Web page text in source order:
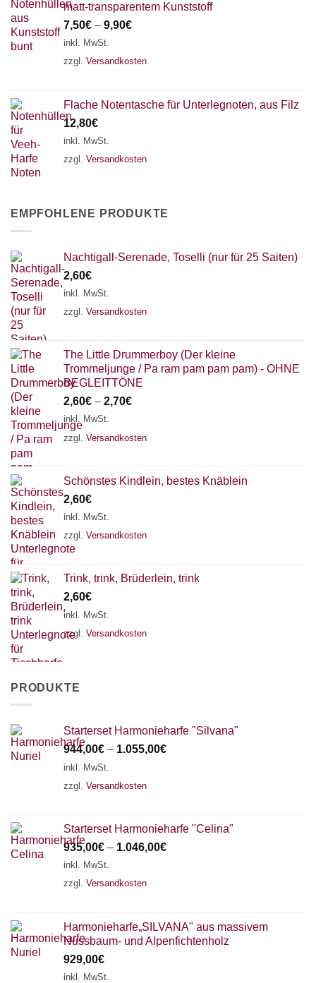
matt-transparentem Kunststoff
7,50€ – 9,90€
inkl. MwSt.
zzgl. Versandkosten
Flache Notentasche für Unterlegnoten, aus Filz
12,80€
inkl. MwSt.
zzgl. Versandkosten
EMPFOHLENE PRODUKTE
Nachtigall-Serenade, Toselli (nur für 25 Saiten)
2,60€
inkl. MwSt.
zzgl. Versandkosten
The Little Drummerboy (Der kleine
Trommeljunge / Pa ram pam pam pam) - OHNE
BEGLEITTÖNE
2,60€ – 2,70€
inkl. MwSt.
zzgl. Versandkosten
Schönstes Kindlein, bestes Knäblein
2,60€
inkl. MwSt.
zzgl. Versandkosten
Trink, trink, Brüderlein, trink
2,60€
inkl. MwSt.
zzgl. Versandkosten
PRODUKTE
Starterset Harmonieharfe "Silvana"
944,00€ – 1.055,00€
inkl. MwSt.
zzgl. Versandkosten
Starterset Harmonieharfe "Celina"
935,00€ – 1.046,00€
inkl. MwSt.
zzgl. Versandkosten
Harmonieharfe„SILVANA" aus massivem
Nussbaum- und Alpenfichtenholz
929,00€
inkl. MwSt.